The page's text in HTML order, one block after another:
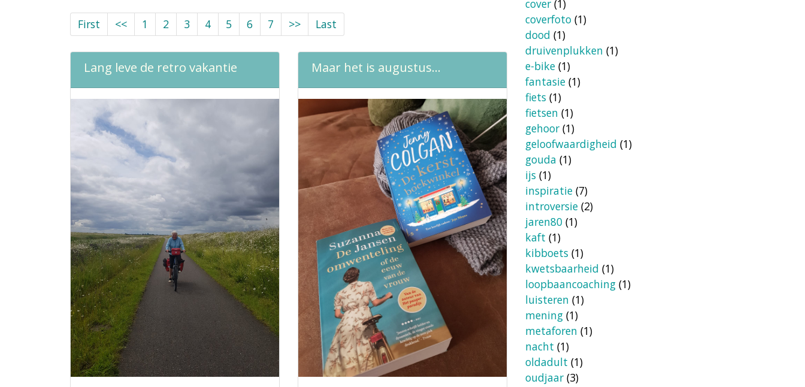
First << 1 2 3 4 5 6 7 >> Last
Lang leve de retro vakantie Maar het is augustus...
cover (1)
coverfoto (1)
dood (1)
druivenplukken (1)
e-bike (1)
fantasie (1)
fiets (1)
fietsen (1)
gehoor (1)
geloofwaardigheid (1)
gouda (1)
ijs (1)
inspiratie (7)
introversie (2)
jaren80 (1)
kaft (1)
kibboets (1)
kwetsbaarheid (1)
loopbaancoaching (1)
luisteren (1)
mening (1)
metaforen (1)
nacht (1)
oldadult (1)
oudjaar (3)